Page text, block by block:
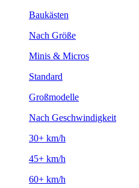
Baukästen
Nach Größe
Minis & Micros
Standard
Großmodelle
Nach Geschwindigkeit
30+ km/h
45+ km/h
60+ km/h